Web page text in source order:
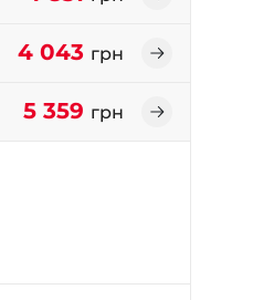
+38 (098) 911-911-0
+38 (098) 911-911-4
+38 (077) 7-184-184
4 043 грн
5 359 грн